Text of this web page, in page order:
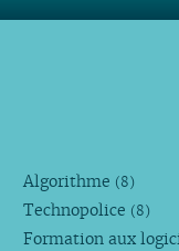
Algorithme (8)
Technopolice (8)
Formation aux